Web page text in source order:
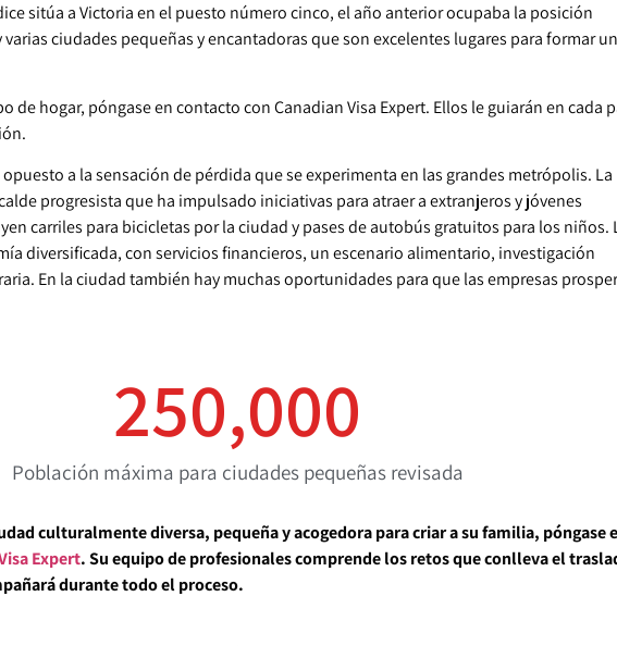
sitúa a Victoria en el puesto número cinco, el año anterior ocupaba la posición
varias ciudades pequeñas y encantadoras que son excelentes lugares para formar
de hogar, póngase en contacto con Canadian Visa Expert. Ellos le guiarán en cada
a la sensación de pérdida que se experimenta en las grandes metrópolis. La
progresista que ha impulsado iniciativas para atraer a extranjeros y jóvenes
carriles para bicicletas por la ciudad y pases de autobús gratuitos para los niños.
diversificada, con servicios financieros, un escenario alimentario, investigación
En la ciudad también hay muchas oportunidades para que las empresas
Población máxima para ciudades pequeñas revisada
250,000
culturalmente diversa, pequeña y acogedora para criar a su familia, póngase
Expert. Su equipo de profesionales comprende los retos que conlleva el
durante todo el proceso.